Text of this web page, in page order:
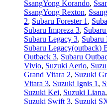
SsangYong Korando,
SsangYong Rexton,
2, Subaru Forester 1 ,
Subaru Impreza 3,
Subaru Legacy 3, Subaru
Subaru Legacy(outback)
Outback 3, Subaru
Vivio, Suzuki Aerio,
Grand Vitara 2, Suzuki
Vitara 3, Suzuki Ignis 1 ,
Suzuki Kei, Suzuki Liana,
Suzuki Swift 3, Suzuki